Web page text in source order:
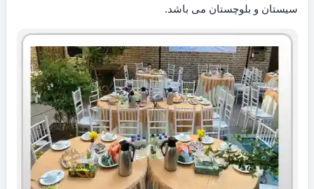
سیستان و بلوچستان می باشد.